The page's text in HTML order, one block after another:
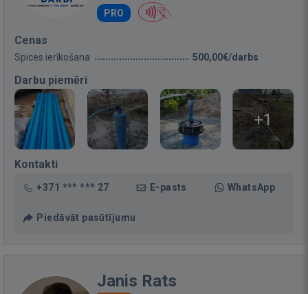
PRO
Cenas
Spices ierīkošana 500,00€/darbs
Darbu piemēri
+1
Kontakti
+371 *** *** 27 E-pasts WhatsApp
Piedāvāt pasūtījumu
Janis Rats